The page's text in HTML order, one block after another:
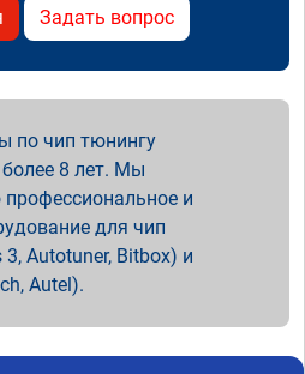
Задать вопрос
по чип тюнингу
8 лет. Мы
и
для чип
Autotuner, Bitbox) и
Autel).